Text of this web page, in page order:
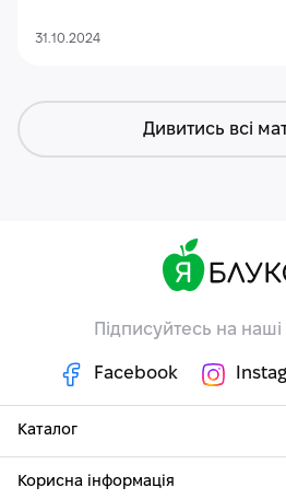
31.10.2024
Дивитись всі
Підписуйтесь на
Facebook
Каталог
Корисна інформація